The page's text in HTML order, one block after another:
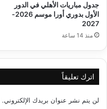
جدول مباريات الأهلي في الدور
الأول بدوري أورا موسم 2026-
2027
منذ 14 ساعة
اترك تعليقاً
لن يتم نشر عنوان بريدك الإلكتروني.